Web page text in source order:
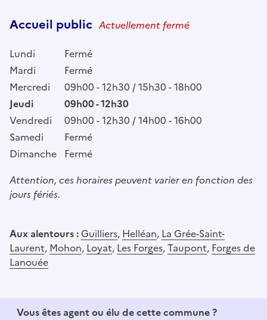
Accueil public Actuellement fermé
Lundi
Fermé
Mardi
Fermé
Mercredi
09h00 - 12h30 / 15h30 - 18h00
Jeudi
09h00 - 12h30
Vendredi
09h00 - 12h30 / 14h00 - 16h00
Samedi
Fermé
Dimanche Fermé
Attention, ces horaires peuvent varier en fonction des
jours fériés.
Aux alentours :Guilliers, Helléan, La Grée-Saint-
Laurent, Mohon, Loyat, Les Forges,Taupont, Forges de
Lanouée
Vous êtes agent ou élu de cette commune ?